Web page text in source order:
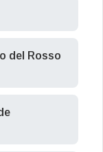
del Rosso